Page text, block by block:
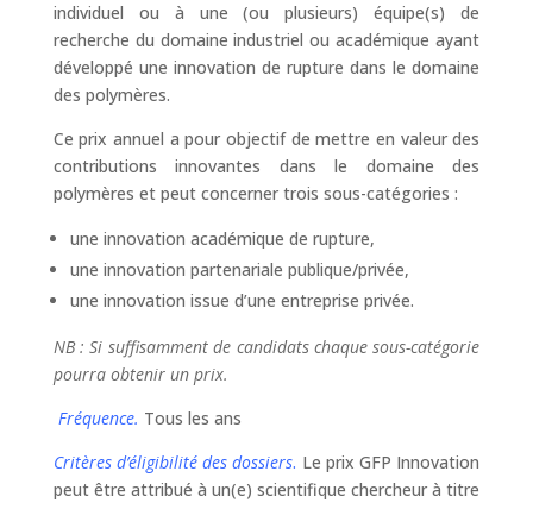
individuel ou à une (ou plusieurs) équipe(s) de
recherche du domaine industriel ou académique ayant
développé une innovation de rupture dans le domaine
des polymères.
Ce prix annuel a pour objectif de mettre en valeur des
contributions innovantes dans le domaine des
polymères et peut concerner trois sous-catégories :
une innovation académique de rupture,
une innovation partenariale publique/privée,
une innovation issue d’une entreprise privée.
NB : Si suffisamment de candidats chaque sous-catégorie
pourra obtenir un prix.
Fréquence. Tous les ans
Critères d’éligibilité des dossiers. Le prix GFP Innovation
peut être attribué à un(e) scientifique chercheur à titre